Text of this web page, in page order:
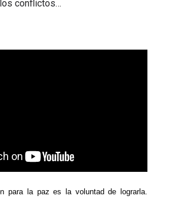
conflictos…
para la paz es la voluntad de lograrla.